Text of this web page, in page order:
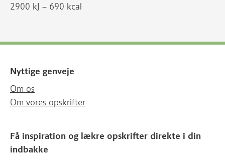
2900 kJ – 690 kcal
Nyttige genveje
Om os
Om vores opskrifter
Få inspiration og lækre opskrifter direkte i din
indbakke